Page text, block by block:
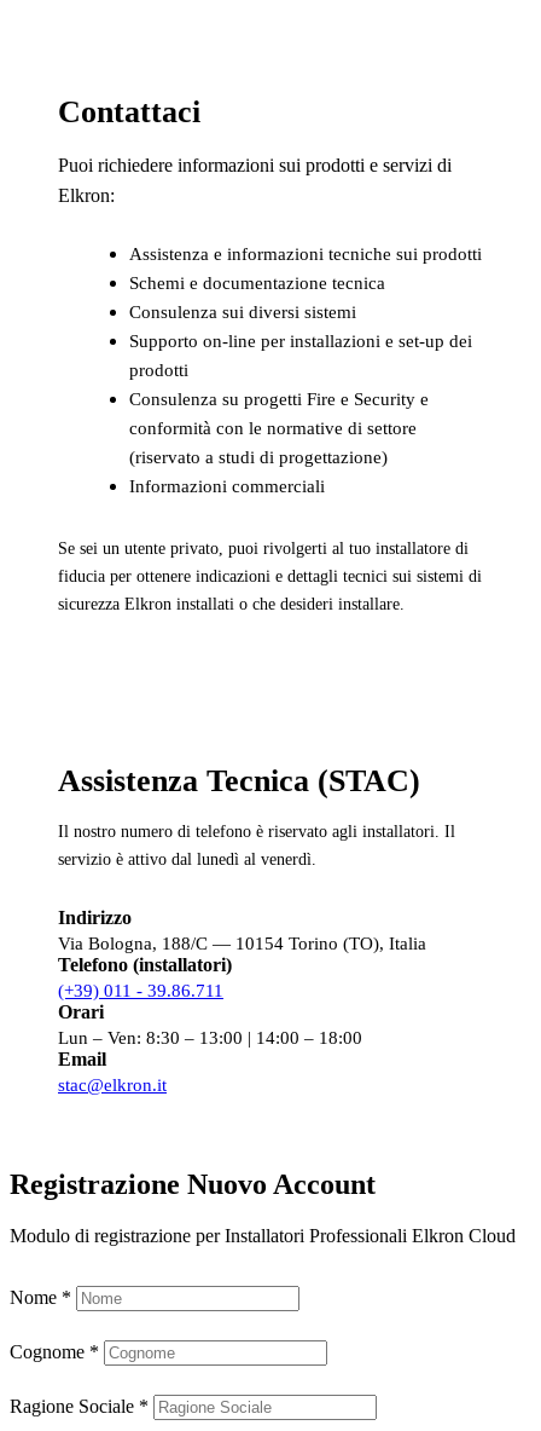
Contattaci
Puoi richiedere informazioni sui prodotti e servizi di
Elkron:
Assistenza e informazioni tecniche sui prodotti
Schemi e documentazione tecnica
Consulenza sui diversi sistemi
Supporto on-line per installazioni e set-up dei
prodotti
Consulenza su progetti Fire e Security e
conformità con le normative di settore
(riservato a studi di progettazione)
Informazioni commerciali
Se sei un utente privato, puoi rivolgerti al tuo installatore di
fiducia per ottenere indicazioni e dettagli tecnici sui sistemi di
sicurezza Elkron installati o che desideri installare.
Assistenza Tecnica (STAC)
Il nostro numero di telefono è riservato agli installatori. Il
servizio è attivo dal lunedì al venerdì.
Indirizzo
Via Bologna, 188/C — 10154 Torino (TO), Italia
Telefono (installatori)
(+39) 011 - 39.86.711
Orari
Lun – Ven: 8:30 – 13:00 | 14:00 – 18:00
Email
stac@elkron.it
Registrazione Nuovo Account
Modulo di registrazione per Installatori Professionali Elkron Cloud
Nome *
Cognome *
Ragione Sociale *